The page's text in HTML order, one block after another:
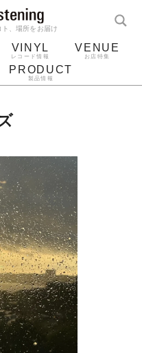
、場所をお届け
VINYL
レコード情報
VENUE
お店特集
PRODUCT
製品情報